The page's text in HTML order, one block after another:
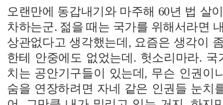
오랜만에 동갑내기와 마주해 60년 법 살
차하는군. 젊을 때는 국가를 위해서라면
상관없다고 생각했는데, 요즘은 생각이
한테 안중에도 없었는데. 헛소리마라.
치는 공안기구들이 있는데, 무슨 인권이
숨을 연장하려면 자네 같은 인권들 눈치